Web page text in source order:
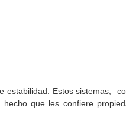
estabilidad . Estos sistemas,
que les confiere